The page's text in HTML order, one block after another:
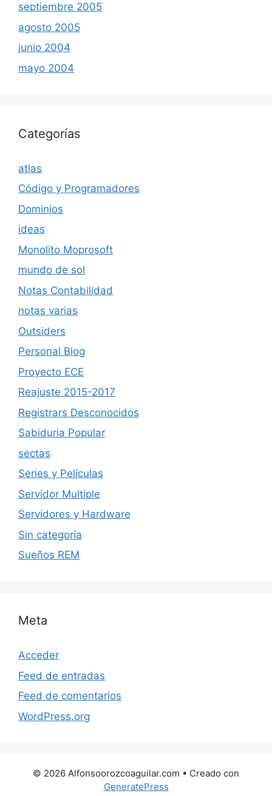
septiembre 2005
agosto 2005
junio 2004
mayo 2004
Categorías
atlas
Código y Programadores
Dominios
ideas
Monolito Moprosoft
mundo de sol
Notas Contabilidad
notas varias
Outsiders
Personal Blog
Proyecto ECE
Reajuste 2015-2017
Registrars Desconocidos
Sabiduria Popular
sectas
Series y Películas
Servidor Multiple
Servidores y Hardware
Sin categoría
Sueños REM
Meta
Acceder
Feed de entradas
Feed de comentarios
WordPress.org
© 2026 Alfonsoorozcoaguilar.com • Creado con
GeneratePress